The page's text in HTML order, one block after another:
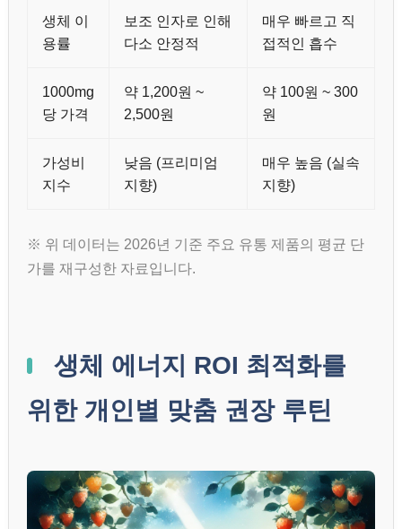
생체 이
용률
보조 인자로 인해
다소 안정적
매우 빠르고 직
접적인 흡수
1000mg
당 가격
약 1,200원 ~
2,500원
약 100원 ~ 300
원
가성비
지수
낮음 (프리미엄
지향)
매우 높음 (실속
지향)
※ 위 데이터는 2026년 기준 주요 유통 제품의 평균 단
가를 재구성한 자료입니다.
생체 에너지 ROI 최적화를
위한 개인별 맞춤 권장 루틴